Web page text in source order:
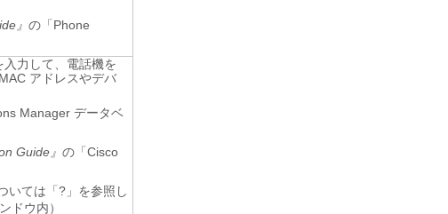
』 の「Phone
力して、電話機を
アドレスやデバ
Manager データベ
Guide』 の「Cisco
いては「?」を参照し
ドウ内）